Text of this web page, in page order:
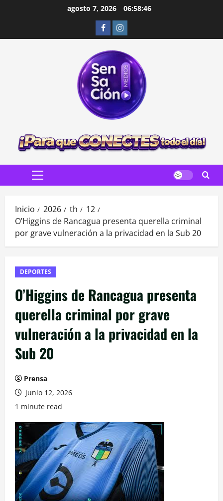
agosto 7, 2026 06:58:48
FacebookInstagram
Menú
Inicio 2026 th
12
O’Higgins de Rancagua presenta querella criminal
por grave vulneración a la privacidad en la Sub 20
DEPORTES
O’Higgins de Rancagua presenta
querella criminal por grave
vulneración a la privacidad en la
Sub 20
Prensa
junio 12, 2026
1 minute read